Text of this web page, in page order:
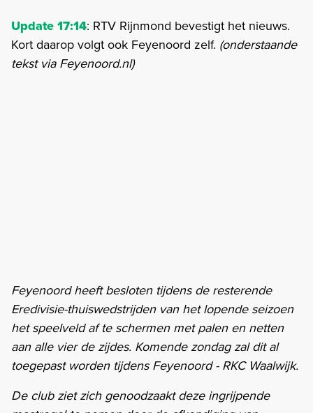
Update 17:14: RTV Rijnmond bevestigt het nieuws.
Kort daarop volgt ook Feyenoord zelf. (onderstaande
tekst via Feyenoord.nl)
Feyenoord heeft besloten tijdens de resterende
Eredivisie-thuiswedstrijden van het lopende seizoen
het speelveld af te schermen met palen en netten
aan alle vier de zijdes. Komende zondag zal dit al
toegepast worden tijdens Feyenoord - RKC Waalwijk.
De club ziet zich genoodzaakt deze ingrijpende